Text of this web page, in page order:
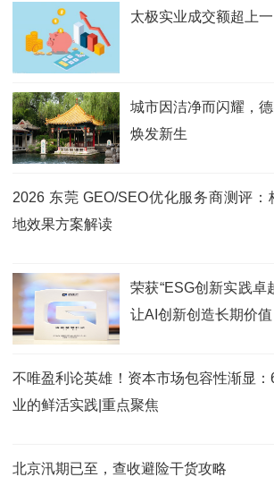
太极实业成交额超上
城市因洁净而闪耀，
焕发新生
2026 东莞 GEO/SEO优化服务商测评
地效果方案解读
荣获“ESG创新实践卓
让AI创新创造长期价值
不唯盈利论英雄！资本市场包容性渐显
业的鲜活实践|重点聚焦
北京汛期已至，查收避险干货攻略